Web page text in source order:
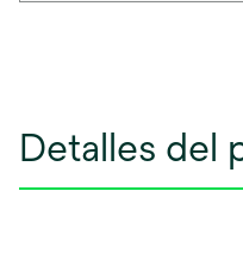
Detalles del